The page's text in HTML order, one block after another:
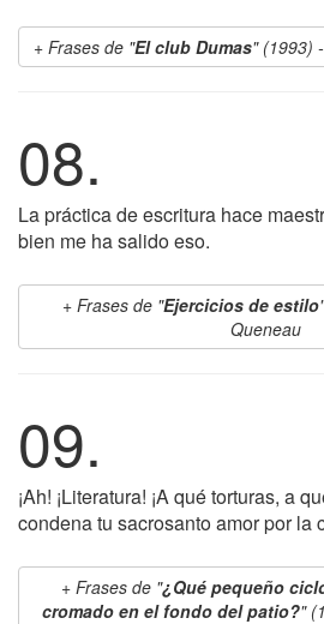
Frases de "El club Dumas" (1993)
08.
La práctica de escritura hace
bien me ha salido eso.
Frases de "Ejercicios de estilo
Queneau
09.
¡Ah! ¡Literatura! ¡A qué torturas, a
condena tu sacrosanto amor por la
Frases de "¿Qué pequeño
cromado en el fondo del patio?"